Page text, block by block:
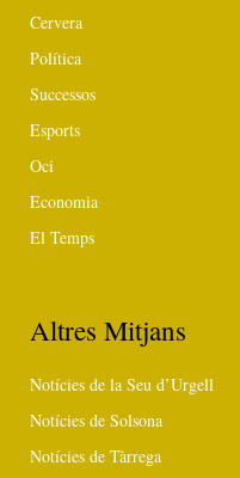
Cervera
Política
Successos
Esports
Oci
Economia
El Temps
Altres Mitjans
Notícies de la Seu d’Urgell
Notícies de Solsona
Notícies de Tàrrega